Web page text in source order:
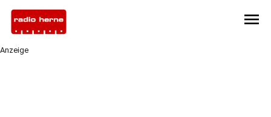
menu
Anzeige